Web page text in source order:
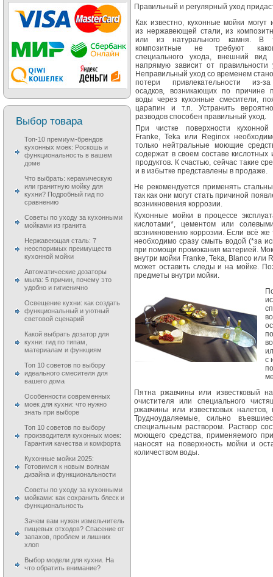
Правильный и регулярный уход
Как известно, кухонные мойки могут
из нержавеющей стали, из
или из натурального камня. В
композитные не требуют
специального ухода, внешний вид
напрямую зависит от
Неправильный уход со временем
потери привлекательности из-
осадков, возникающих по причине
воды через кухонные смесители,
царапин и т.п. Устранить
разводов способен правильный уход.
При чистке поверхности
Franke, Teka или Reginox
только нейтральные моющие
содержат в своем составе кислотных
продуктов. К счастью, сейчас такие
и в избытке представлены в продаже.
Не рекомендуется применять
так как они могут стать причиной
возникновения коррозии.
Кухонные мойки в процессе
кислотами*, цементом или
возникновению коррозии. Если всё
необходимо сразу смыть водой (*за
при помощи промокания материей.
внутри мойки Franke, Teka, Blanco или
может оставить следы и на мойке.
предметы внутри мойки.
с
Пятна ржавчины или известковый
очистителя или специального
ржавчины или известковых
Трудноудаляемые, сильно
специальным раствором. Раствор
моющего средства, применяемого
наносят на поверхность мойки и
количеством воды.
Выбор товара
Топ-10 премиум-брендов
кухонных моек: Роскошь и
функциональность в вашем
доме
Что выбрать: керамическую
или гранитную мойку для
кухни? Подробный гид по
сравнению
Советы по уходу за кухонными
мойками из гранита
Нержавеющая сталь: 7
неоспоримых преимуществ
кухонной мойки
Автоматические дозаторы
мыла: 5 причин, почему это
удобно и гигиенично
Освещение кухни: как создать
функциональный и уютный
световой сценарий
Какой выбрать дозатор для
кухни: гид по типам,
материалам и функциям
Топ 10 советов по выбору
идеального смесителя для
вашего дома
Особенности современных
моек для кухни: что нужно
знать при выборе
Топ 10 советов по выбору
производителя кухонных моек:
Гарантия качества и комфорта
Кухонные мойки 2025:
Готовимся к новым волнам
дизайна и функциональности
Советы по уходу за кухонными
мойками: как сохранить блеск и
функциональность
Зачем вам нужен измельчитель
пищевых отходов? Спасение от
запахов, проблем и лишних
хлоп
Выбор модели для кухни. На
что обратить внимание?